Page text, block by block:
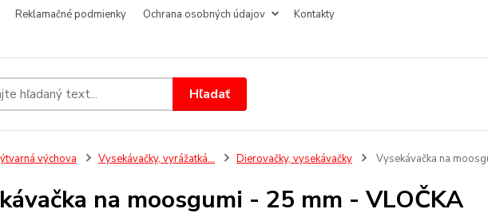
Reklamačné podmienky Ochrana osobných údajov
Kontakty
Hľadať
výchova Vysekávačky, vyrážatká... Dierovačky, vysekávačky Vysekávačka na
na moosgumi - 25 mm - VLOČKA